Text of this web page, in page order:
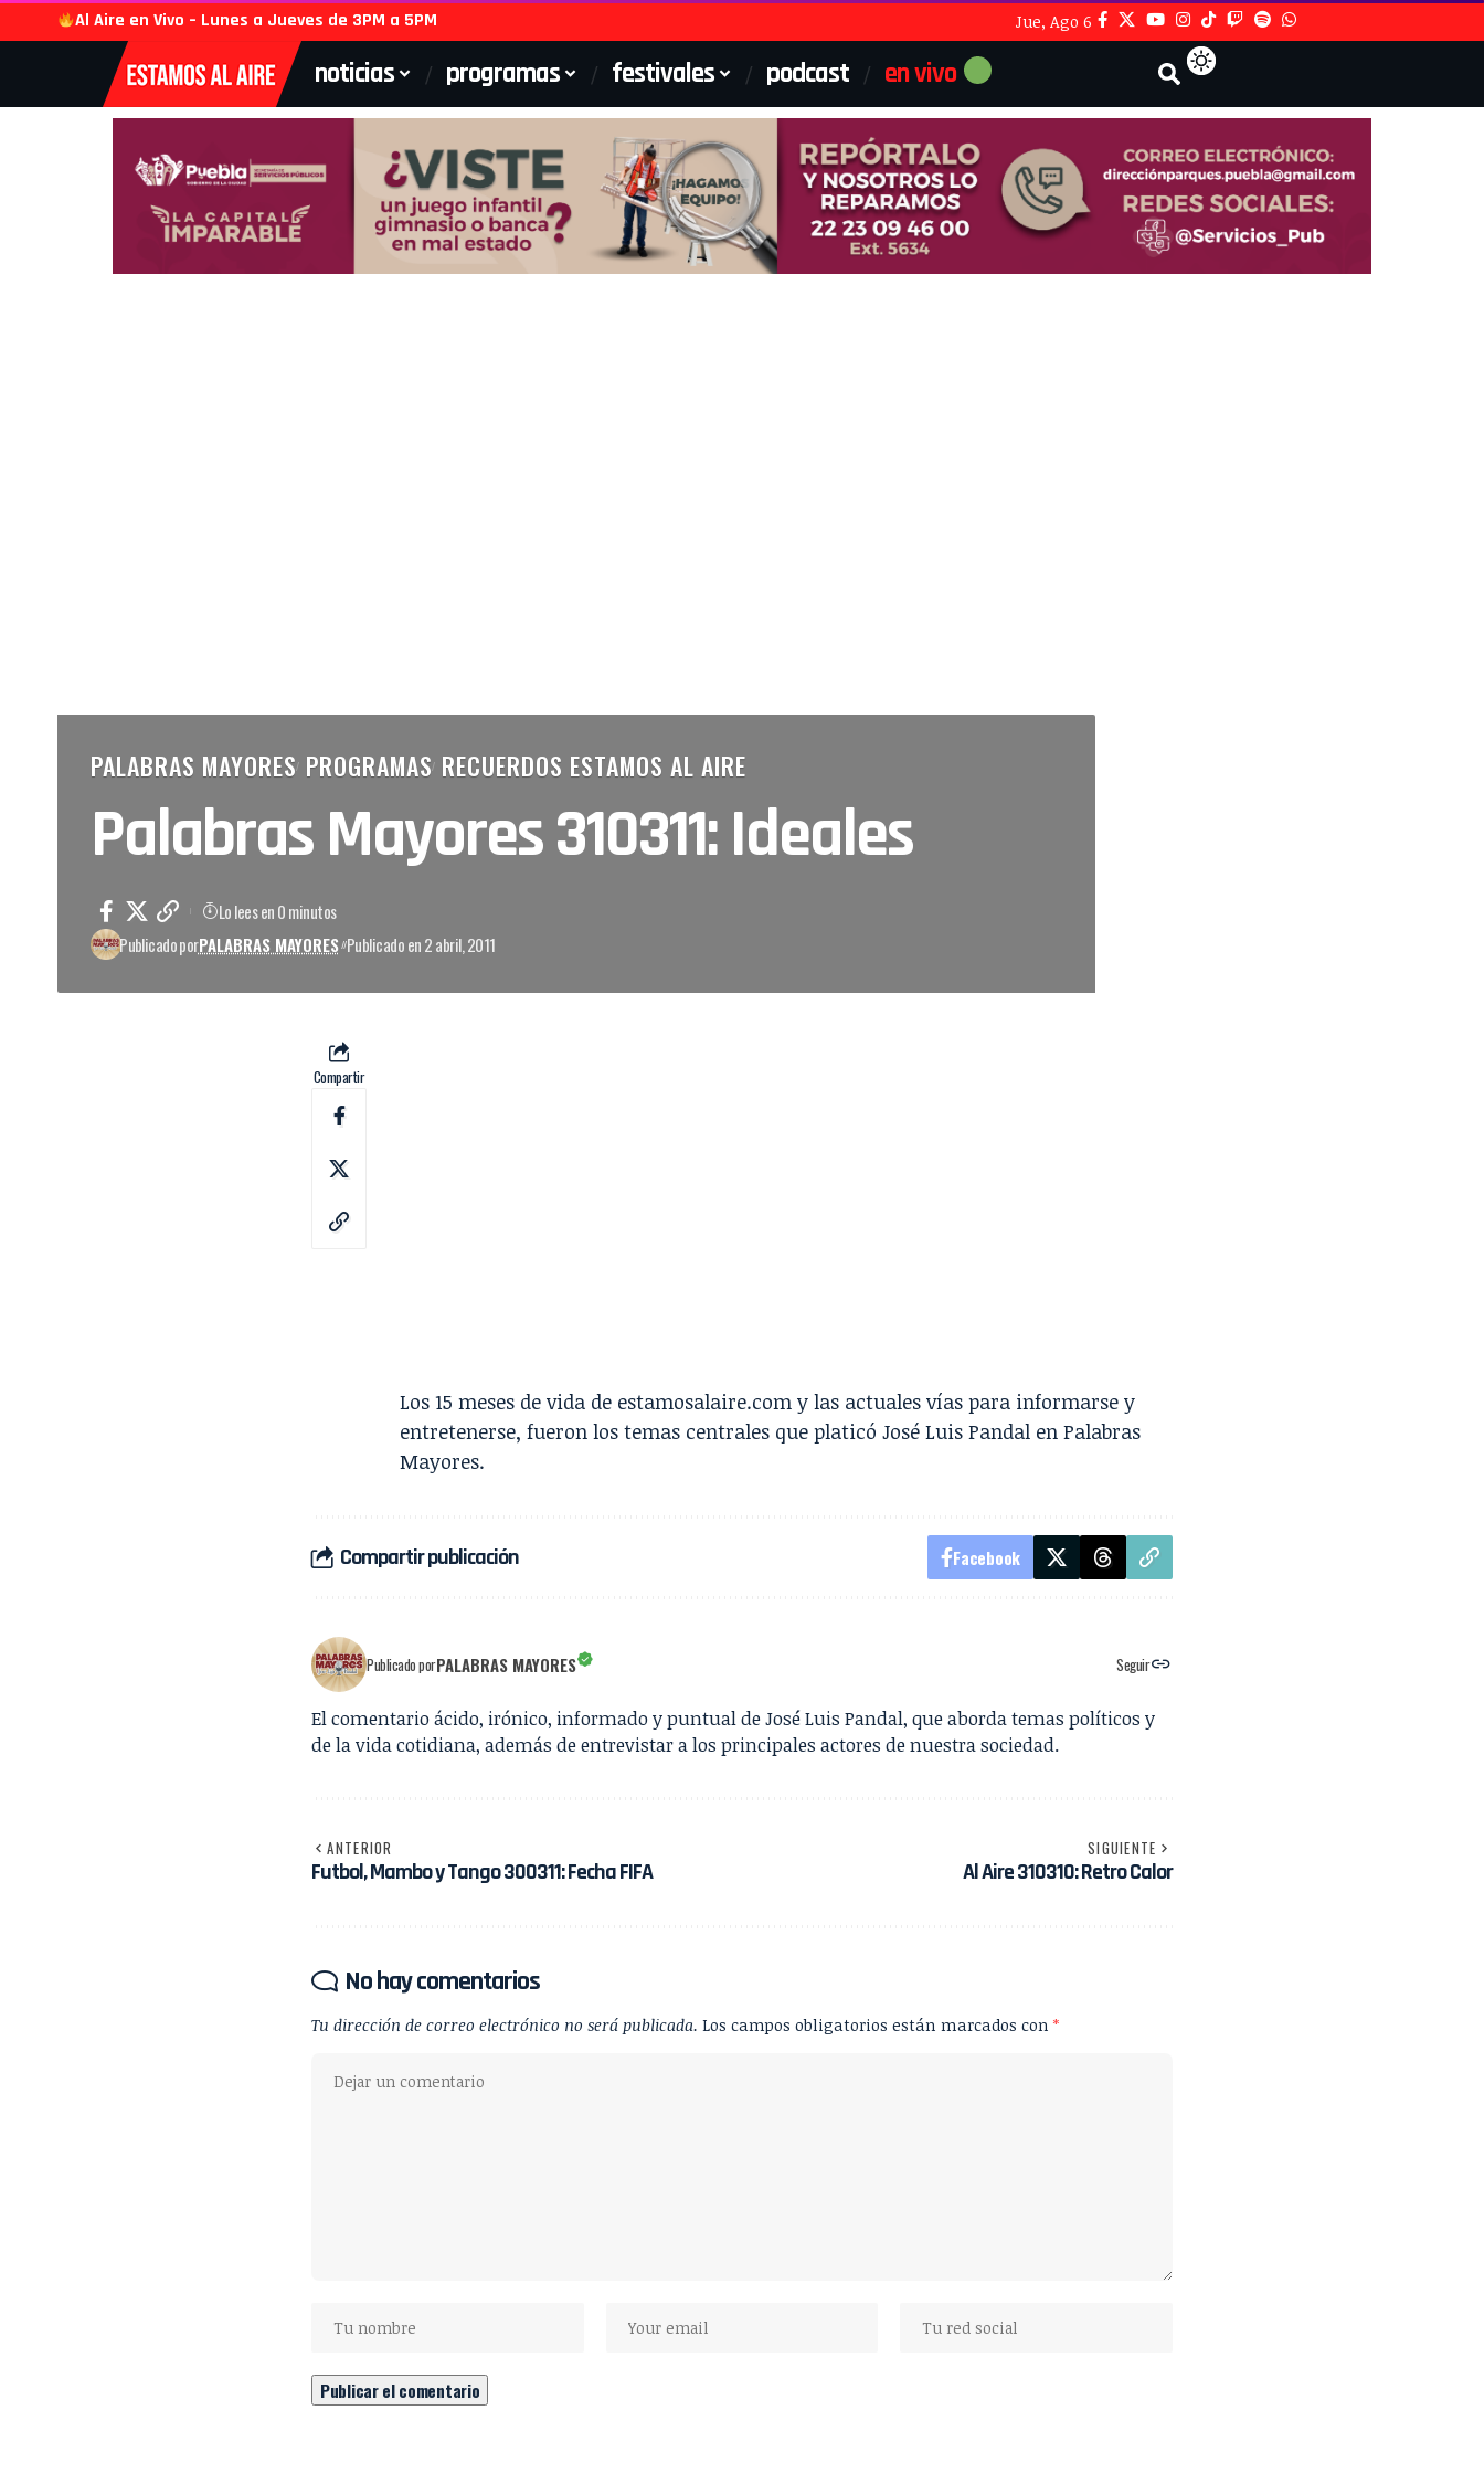
Al Aire en Vivo – Lunes a Jueves de 3PM a 5PM Jue, Ago 6
noticias programas festivales podcast en vivo
PALABRAS MAYORES PROGRAMAS RECUERDOS ESTAMOS AL AIRE
Palabras Mayores 310311: Ideales
Publicado porPALABRAS MAYORES Publicado en 2 abril, 2011
Lo lees en 0 minutos
Compartir
Los 15 meses de vida de estamosalaire.com y las actuales vías para informarse y
entretenerse, fueron los temas centrales que platicó José Luis Pandal en Palabras
Mayores.
Compartir publicación Facebook
Publicado porPALABRAS MAYORES Seguir
El comentario ácido, irónico, informado y puntual de José Luis Pandal, que aborda temas políticos y
de la vida cotidiana, además de entrevistar a los principales actores de nuestra sociedad.
ANTERIOR
Futbol, Mambo y Tango 300311: Fecha FIFA
SIGUIENTE
Al Aire 310310: Retro Calor
No hay comentarios
Tu dirección de correo electrónico no será publicada. Los campos obligatorios están marcados con *